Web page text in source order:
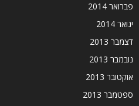
פברואר 2014
ינואר 2014
דצמבר 2013
נובמבר 2013
אוקטובר 2013
ספטמבר 2013